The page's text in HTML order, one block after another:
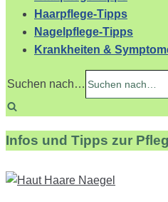
Haarpflege-Tipps
Nagelpflege-Tipps
Krankheiten &
Suchen nach…
Infos und Tipps zur